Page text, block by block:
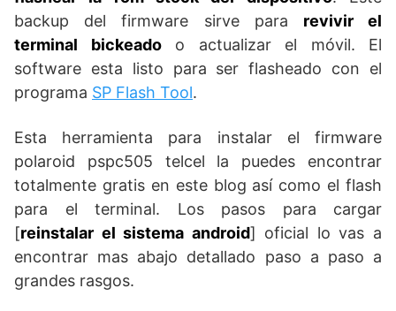
backup del firmware sirve para revivir el
terminal bickeadoo actualizar el móvil. El
software esta listo para ser flasheado con el
programa SP Flash Tool.
Esta herramienta para instalar el firmware
polaroid pspc505 telcel la puedes encontrar
totalmente gratis en este blog así como el flash
para el terminal. Los pasos para cargar
[reinstalar el sistema android] oficial lo vas a
encontrar mas abajo detallado paso a paso a
grandes rasgos.